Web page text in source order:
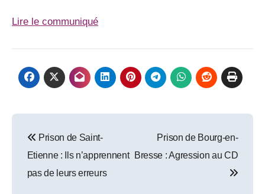
Lire le communiqué
navigation
Prison de Saint-
Etienne : Ils n’apprennent
pas de leurs erreurs
Prison de Bourg-en-
Bresse : Agression au CD